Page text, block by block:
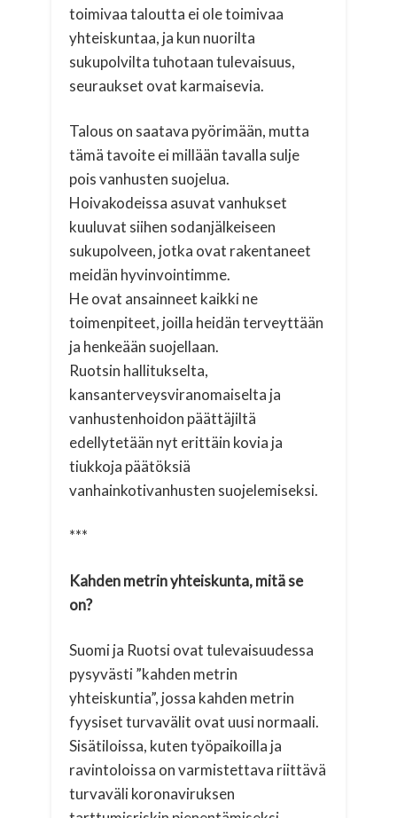
toimivaa taloutta ei ole toimivaa
yhteiskuntaa, ja kun nuorilta
sukupolvilta tuhotaan tulevaisuus,
seuraukset ovat karmaisevia.
Talous on saatava pyörimään, mutta
tämä tavoite ei millään tavalla sulje
pois vanhusten suojelua.
Hoivakodeissa asuvat vanhukset
kuuluvat siihen sodanjälkeiseen
sukupolveen, jotka ovat rakentaneet
meidän hyvinvointimme.
He ovat ansainneet kaikki ne
toimenpiteet, joilla heidän terveyttään
ja henkeään suojellaan.
Ruotsin hallitukselta,
kansanterveysviranomaiselta ja
vanhustenhoidon päättäjiltä
edellytetään nyt erittäin kovia ja
tiukkoja päätöksiä
vanhainkotivanhusten suojelemiseksi.
***
Kahden metrin yhteiskunta, mitä se
on?
Suomi ja Ruotsi ovat tulevaisuudessa
pysyvästi ”kahden metrin
yhteiskuntia”, jossa kahden metrin
fyysiset turvavälit ovat uusi normaali.
Sisätiloissa, kuten työpaikoilla ja
ravintoloissa on varmistettava riittävä
turvaväli koronaviruksen